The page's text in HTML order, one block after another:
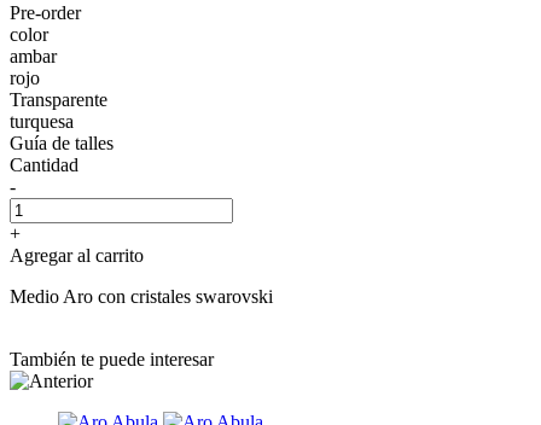
Pre-order
color
ambar
rojo
Transparente
turquesa
Guía de talles
Cantidad
-
+
Agregar al carrito
Medio Aro con cristales swarovski
También te puede interesar